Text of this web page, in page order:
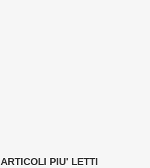
ARTICOLI PIU' LETTI